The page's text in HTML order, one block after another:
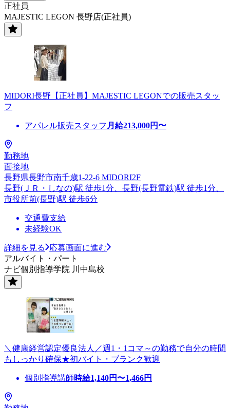
正社員
MAJESTIC LEGON 長野店(正社員)
MIDORI長野【正社員】MAJESTIC LEGONでの販売スタッ
フ
アパレル販売スタッフ 月給213,000円〜
勤務地
面接地
長野県長野市南千歳1-22-6 MIDORI2F
長野(ＪＲ・しなの)駅 徒歩1分、長野(長野電鉄)駅 徒歩1分、
市役所前(長野)駅 徒歩6分
交通費支給
未経験OK
詳細を見る
応募画面に進む
アルバイト・パート
ナビ個別指導学院 川中島校
＼健康経営認定優良法人／週1・1コマ～の勤務で自分の時間
もしっかり確保★初バイト・ブランク歓迎
個別指導講師時給1,140円〜1,466円